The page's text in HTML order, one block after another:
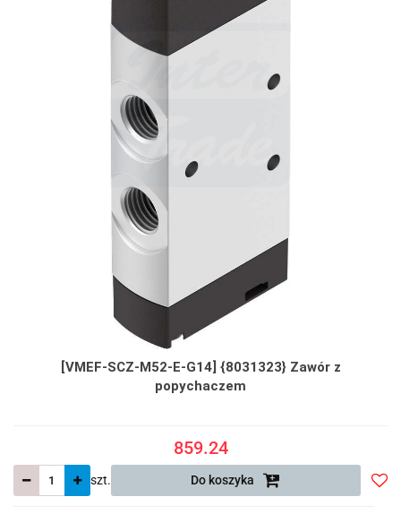
[VMEF-SCZ-M52-E-G14] {8031323} Zawór z
popychaczem
859.24
szt. Do koszyka